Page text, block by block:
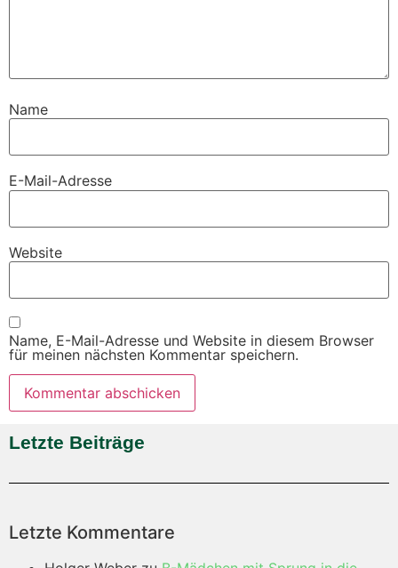
Name
E-Mail-Adresse
Website
Name, E-Mail-Adresse und Website in diesem Browser
für meinen nächsten Kommentar speichern.
Letzte Beiträge
Letzte Kommentare